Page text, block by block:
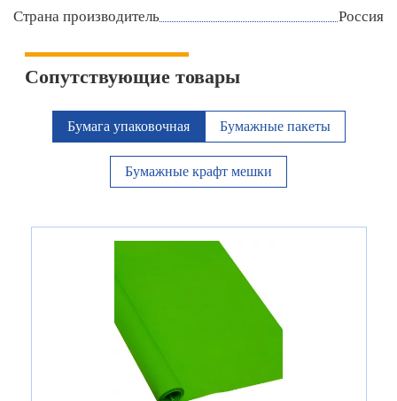
Страна производитель
Россия
Сопутствующие товары
Бумага упаковочная Бумажные пакеты
Бумажные крафт мешки